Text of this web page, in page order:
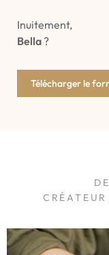
Inuitement,
Bella ?
Télécharger le